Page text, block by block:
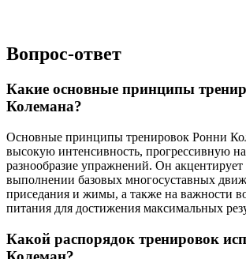
Вопрос-ответ
Какие основные принципы
Колемана?
Основные принципы тренировок Ронни
высокую интенсивность, прогрессивную
разнообразие упражнений. Он
выполнении базовых многосуставных
приседания и жимы, а также на важности
питания для достижения максимальных
Какой распорядок тренировок